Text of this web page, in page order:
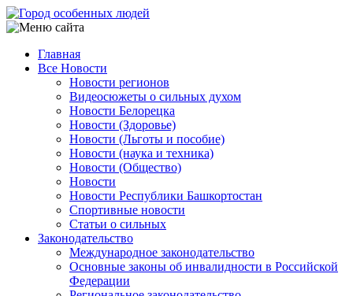
Перейти
к
содержанию
Main
navigation
Главная
Все Новости
Новости регионов
Видеосюжеты о сильных духом
Новости Белорецка
Новости (Здоровье)
Новости (Льготы и пособие)
Новости (наука и техника)
Новости (Общество)
Новости
Новости Республики Башкортостан
Спортивные новости
Статьи о сильных
Законодательство
Международное законодательство
Основные законы об инвалидности в Российской
Федерации